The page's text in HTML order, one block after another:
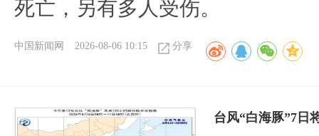
死亡，另有多人受伤。
中国新闻网 2026-08-06 10:15 分享
台风“白海豚”7日